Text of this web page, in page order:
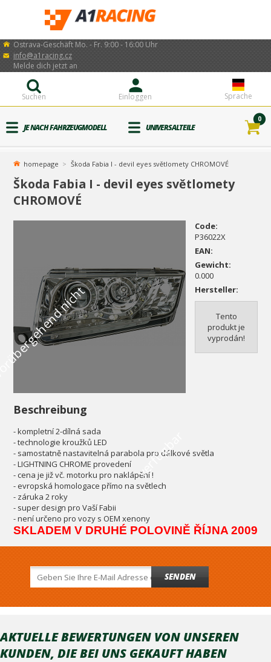
Ostrava-Geschäft Mo. - Fr. 9:00 - 16:00 Uhr
info@a1racing.cz
Sprache
Einloggen
Melde dich jetzt an
Suchen
JE NACH FAHRZEUGMODELL UNIVERSALTEILE
0
homepage Škoda Fabia I - devil eyes světlomety CHROMOVÉ
Škoda Fabia I - devil eyes světlomety
CHROMOVÉ
r
Code:
P36022X
EAN:
Gewicht:
0.000
Hersteller:
Tento
produkt je
vyprodán!
Beschreibung
- kompletní 2-dílná sada
- technologie kroužků LED
- samostatně nastavitelná parabola pro dálkové světla
- LIGHTNING CHROME provedení
- cena je již vč. motorku pro naklápění !
- evropská homologace přímo na světlech
- záruka 2 roky
- super design pro Vaší Fabii
- není určeno pro vozy s OEM xenony
SKLADEM V DRUHÉ POLOVINĚ ŘÍJNA 2009
SENDEN
AKTUELLE BEWERTUNGEN VON UNSEREN
KUNDEN, DIE BEI ​​UNS GEKAUFT HABEN